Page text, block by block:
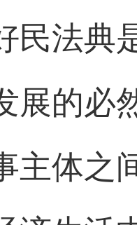
民法典
展的必
主体之